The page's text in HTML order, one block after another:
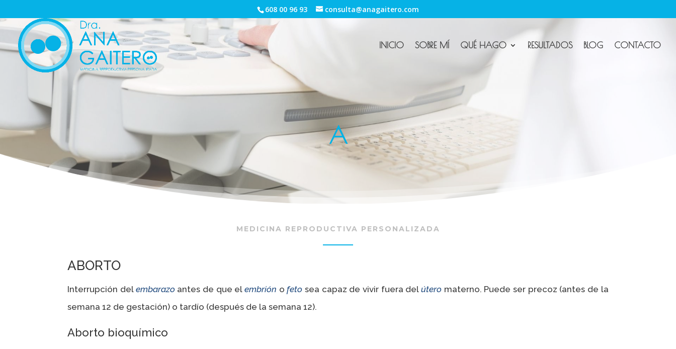
608 00 96 93 consulta@anagaitero.com
INICIO SOBRE MÍ QUÉ HAGO RESULTADOS BLOG CONTACTO
A
MEDICINA REPRODUCTIVA PERSONALIZADA
ABORTO
Interrupción del embarazoantes de que elembrión ofetosea capaz de vivir fuera delútero materno. Puede ser precoz (antes de la
semana 12 de gestación) o tardío (después de la semana 12).
Aborto bioquímico